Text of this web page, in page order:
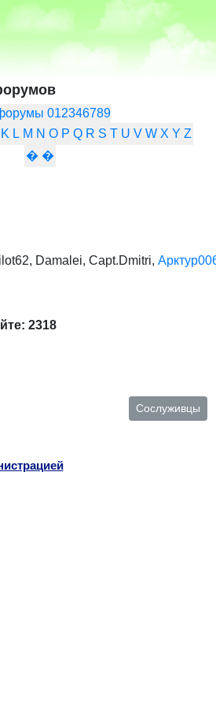
012346789
K L M N O P Q R S T U V W X Y Z
� �
, Damalei, Capt.Dmitri,
2318
Сослуживцы